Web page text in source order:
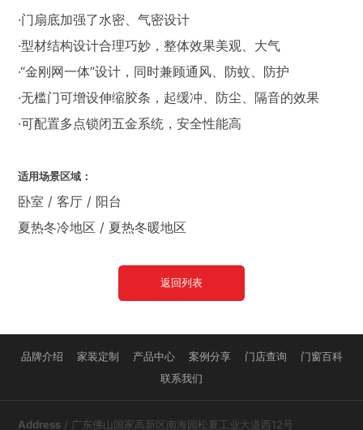
·门扇底加强了水密、气密设计
·型材结构设计合理巧妙，整体效果美观、大气
·“金刚网一体”设计，同时兼顾通风、防蚊、防护
·无槛门可增设伸缩胶条，起缓冲、防尘、隔音的效果
·可配置多点锁闭五金系统，安全性能高
适用场景区域：
卧室 / 客厅 / 阳台
夏热冬冷地区 / 夏热冬暖地区
返回列表
品牌介绍 家装定制 产品中心 案例分享 门店查询
门窗百科
联系我们
Address / 广东佛山国家高新区南海园松夏工业大道西12号